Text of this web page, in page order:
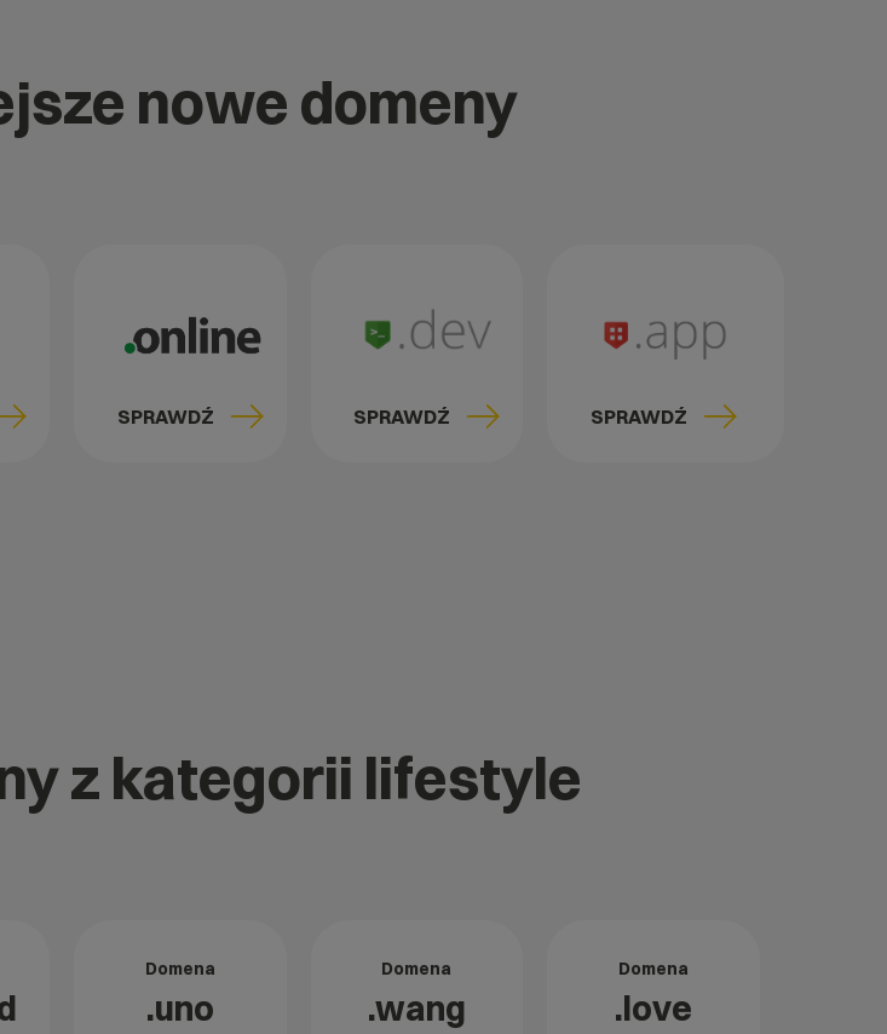
nowe domeny
SPRAWDŹ SPRAWDŹ SPRAWDŹ
z kategorii lifestyle
Domena
.uno
Domena
.wang
Domena
.love